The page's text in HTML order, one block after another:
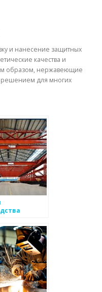
и нанесение защитных
качества и
образом, нержавеющие
для многих